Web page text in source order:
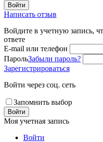
Войти
Написать отзыв
Войдите в учетную запись,
ответе
E-mail или телефон
ПарольЗабыли пароль?
Зарегистрироваться
Войти через соц. сеть
Запомнить выбор
Войти
Моя учетная запись
Войти